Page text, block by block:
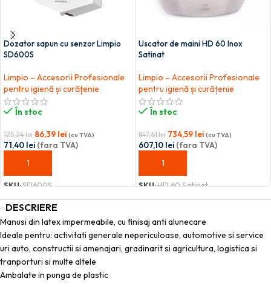
Dozator sapun cu senzor Limpio
SD600S
Limpio – Accesorii Profesionale
pentru igienă și curățenie
În stoc
125,24lei 86,39 lei (cu TVA)
71,40 lei (fara TVA)
ADAUGĂ ÎN COȘ
SKU:SD600S
Uscator de maini HD 60 Inox
Satinat
Limpio – Accesorii Profesionale
pentru igienă și curățenie
În stoc
847,61lei 734,59 lei (cu TVA)
607,10 lei (fara TVA)
ADAUGĂ ÎN COȘ
SKU:HD 60 Satinat
DESCRIERE
Manusi din latex impermeabile, cu finisaj anti alunecare
Ideale pentru: activitati generale nepericuloase, automotive si service
uri auto, constructii si amenajari, gradinarit si agricultura, logistica si
tranporturi si multe altele
Ambalate in punga de plastic